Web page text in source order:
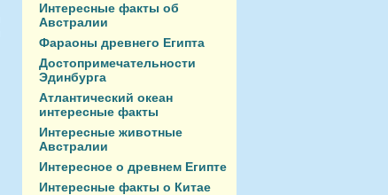
Интересные факты об
Австралии
Фараоны древнего Египта
Достопримечательности
Эдинбурга
Атлантический океан
интересные факты
Интересные животные
Австралии
Интересное о древнем Египте
Интересные факты о Китае